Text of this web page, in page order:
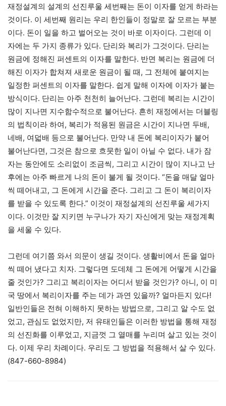
재정설계의 설계의 선진루울 세번째는 돈이 이자를 얻게 하라는
것이다. 이 세번째 원리는 우리 한인들이 정말로 잘 모르는 부분
이다. 돈이 일을 하고 벌어오는 것이 바로 이자이다. 그런데 이
자에는 두 가지 종류가 있다. 단리와 복리가 그것이다. 단리는
원금에 정해진 퍼센트의 이자를 말한다. 반면 복리는 원금에 더
해진 이자가 합쳐져 새로운 원금이 될 때, 그 전체에 붙여지는
일정한 퍼센트의 이자를 말한다. 쉽게 말해 이자에 이자가 붙는
방식이다. 단리는 아주 천천히 늘어난다. 그런데 복리는 시간이
많이 지나면 지수함수적으로 불어난다. 흔히 재정에서는 더블링
의 법칙이라 하여, 복리가 적용된 원금은 시간이 지나면 두배,
네배, 여덟배 등으로 불어난다. 만약 내 돈에 복리이자가 붙어
불어난다면, 그것은 참으로 흐뭇한 일이 아닐 수 없다. 내가 잠
자는 동안에도 소리없이 조금씩, 그리고 시간이 많이 지나고 난
후에는 아주 빠르게 나의 돈이 불게 될 것이다. “돈을 매달 얼마
씩 떼어내고, 그 돈에게 시간을 준다. 그리고 그 돈이 복리이자
를 받을 수 있도록 한다.” 이것이 재정설계의 선진루울 세가지
이다. 이것만 잘 지키면 누구나가 자기 자신에게 맞는 재정계획
을 세울 수 있다.
그런데 여기쯤 와서 의문이 생길 것이다. 생활비에서 돈을 얼마
씩 떼어 냈다고 치자. 그렇다면 도데체 그 돈에게 어떻게 시간을
줄 것인가? 그리고 복리이자는 어디서 받을 것인가? 아니, 이 미
국 땅에서 복리이자를 주는 데가 과연 있을까? 얼마든지 있다!
일반인들은 전혀 이해하지 못하는 방법으로, 그리고 알 수도 없
었고, 관심도 없었지만, 저 유태인들은 이러한 방법을 통해 재정
의 선진화를 이루었고, 지금껏 그 열매를 누리며 살고 있는 것이
다. 이제 우리 차례이다. 우리도 그 방법을 적용해서 살 수 있다.
(847-660-8984)